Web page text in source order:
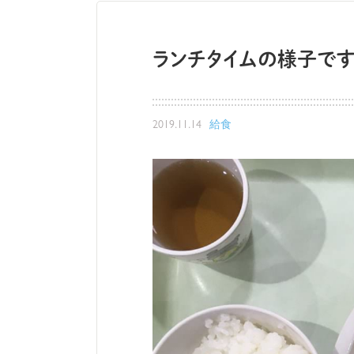
ランチタイムの様子で
2019.11.14 給食